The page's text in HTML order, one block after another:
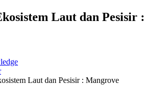
Laut dan Pesisir :
Laut dan Pesisir : Mangrove